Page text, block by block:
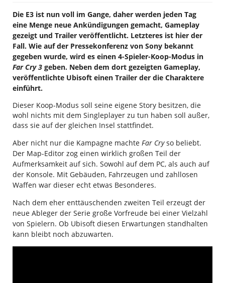
Die E3 ist nun voll im Gange, daher werden jeden Tag
eine Menge neue Ankündigungen gemacht, Gameplay
gezeigt und Trailer veröffentlicht. Letzteres ist hier der
Fall. Wie auf der Pressekonferenz von Sony bekannt
gegeben wurde, wird es einen 4-Spieler-Koop-Modus in
Far Cry 3 geben. Neben dem dort gezeigten Gameplay,
veröffentlichte Ubisoft einen Trailer der die Charaktere
einführt.
Dieser Koop-Modus soll seine eigene Story besitzen, die
wohl nichts mit dem Singleplayer zu tun haben soll außer,
dass sie auf der gleichen Insel stattfindet.
Aber nicht nur die Kampagne machte Far Cryso beliebt.
Der Map-Editor zog einen wirklich großen Teil der
Aufmerksamkeit auf sich. Sowohl auf dem PC, als auch auf
der Konsole. Mit Gebäuden, Fahrzeugen und zahllosen
Waffen war dieser echt etwas Besonderes.
Nach dem eher enttäuschenden zweiten Teil erzeugt der
neue Ableger der Serie große Vorfreude bei einer Vielzahl
von Spielern. Ob Ubisoft diesen Erwartungen standhalten
kann bleibt noch abzuwarten.